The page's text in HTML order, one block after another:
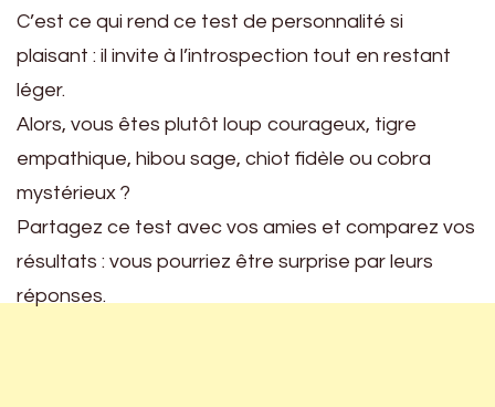
C’est ce qui rend ce test de personnalité si
plaisant : il invite à l’introspection tout en restant
léger.
Alors, vous êtes plutôt loup courageux, tigre
empathique, hibou sage, chiot fidèle ou cobra
mystérieux ?
Partagez ce test avec vos amies et comparez vos
résultats : vous pourriez être surprise par leurs
réponses.